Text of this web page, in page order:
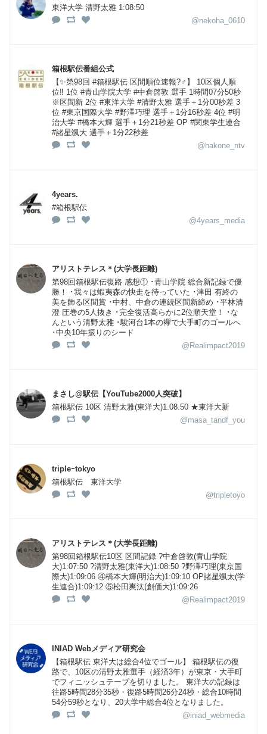
東洋大学 清野太雅 1:08:50
@nekoha_0610
箱根駅伝番組公式
【✨第98回 #箱根駅伝 区間順位速報?‍♂️】 10区個人順
位‼️ 1位 #青山学院大学 #中倉啓敦 選手 1時間07分50秒
※区間新 2位 #東洋大学 #清野太雅 選手＋1分00秒差 3
位 #東京国際大学 #野澤巧理 選手＋1分16秒差 4位 #明
治大学 #橋本大輝 選手＋1分21秒差 OP #関東学生連合
#諸星颯大 選手＋1分22秒差
@hakone_ntv
4years.
#箱根駅伝
@4years_media
アリストテレス＊(大学長距離)
第98回箱根駅伝復路 感想① ･青山学院 総合新記録で優
勝！ ･我々は蝦夷森の快走を待っていた ･津田 有終の
美を飾る区間賞 ･中村、中倉の連続区間新締め ･平林清
澄 圧巻の5人抜き ･完全復活高らかに2位順天堂！ ･な
んという清野太雅 ･駿河台1本の襷で大手町のゴールへ
･中央10年振りのシード
@Realimpact2019
まさし@駅伝【YouTube2000人突破】
箱根駅伝 10区 清野太雅(東洋大)1.08.50 ★東洋大新
@masa_tandf_you
tripleｰtokyo
箱根駅伝 東洋大学
@tripletoyo
アリストテレス＊(大学長距離)
第98回箱根駅伝10区 区間記録 ?中倉啓敦(青山学院
大)1:07:50 ?清野太雅(東洋大)1:08:50 ?野澤巧理(東京国
際大)1:09:06 ④橋本大輝(明治大)1:09:10 OP諸星颯太(学
生連合)1:09:12 ⑤松田爽汰(創価大)1:09:26
@Realimpact2019
INIAD Webメディア研究会
【箱根駅伝 東洋大は総合4位でゴール】 箱根駅伝の復
路で、10区の清野太雅選手（経済3年）が東京・大手町
でフィニッシュテープを切りました。 東洋大の記録は
往路5時間28分35秒・復路5時間26分24秒・総合10時間
54分59秒となり、20大学中総合4位となりました。
@iniad_webmedia